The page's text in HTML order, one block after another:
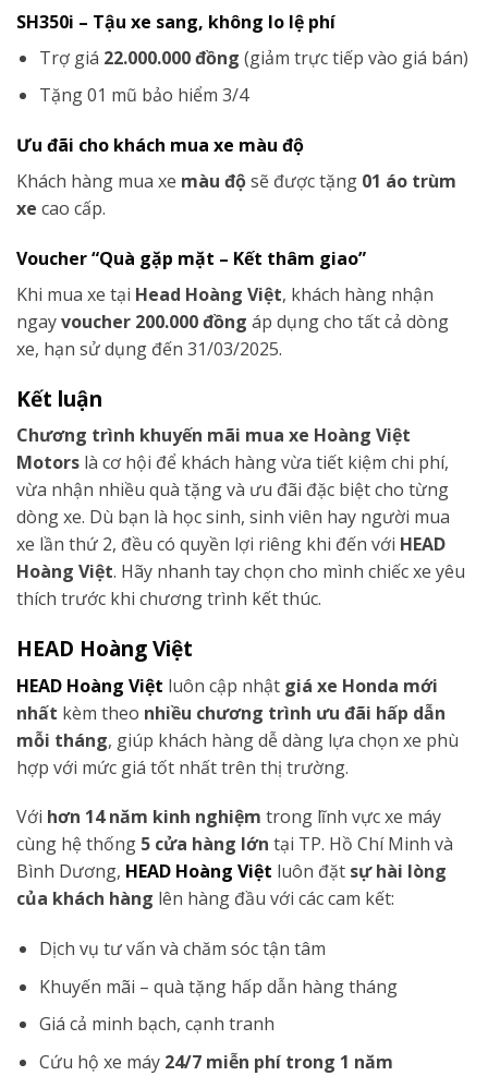
SH350i – Tậu xe sang, không lo lệ phí
Trợ giá 22.000.000 đồng (giảm trực tiếp vào giá bán)
Tặng 01 mũ bảo hiểm 3/4
Ưu đãi cho khách mua xe màu độ
Khách hàng mua xe màu độsẽ được tặng 01 áo trùm
xe cao cấp.
Voucher “Quà gặp mặt – Kết thâm giao”
Khi mua xe tại Head Hoàng Việt, khách hàng nhận
ngayvoucher 200.000 đồng áp dụng cho tất cả dòng
xe, hạn sử dụng đến 31/03/2025.
Kết luận
Chương trình khuyến mãi mua xe Hoàng Việt
Motors là cơ hội để khách hàng vừa tiết kiệm chi phí,
vừa nhận nhiều quà tặng và ưu đãi đặc biệt cho từng
dòng xe. Dù bạn là học sinh, sinh viên hay người mua
xe lần thứ 2, đều có quyền lợi riêng khi đến với HEAD
Hoàng Việt. Hãy nhanh tay chọn cho mình chiếc xe yêu
thích trước khi chương trình kết thúc.
HEAD Hoàng Việt
HEAD Hoàng Việt luôn cập nhật giá xe Honda mới
nhất kèm theo nhiều chương trình ưu đãi hấp dẫn
mỗi tháng, giúp khách hàng dễ dàng lựa chọn xe phù
hợp với mức giá tốt nhất trên thị trường.
Với hơn 14 năm kinh nghiệm trong lĩnh vực xe máy
cùng hệ thống 5 cửa hàng lớn tại TP. Hồ Chí Minh và
Bình Dương, HEAD Hoàng Việt luôn đặt sự hài lòng
của khách hàng lên hàng đầu với các cam kết:
Dịch vụ tư vấn và chăm sóc tận tâm
Khuyến mãi – quà tặng hấp dẫn hàng tháng
Giá cả minh bạch, cạnh tranh
Cứu hộ xe máy 24/7 miễn phí trong 1 năm